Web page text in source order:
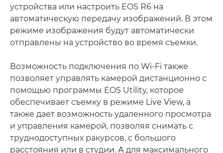
устройства или настроить EOS R6 на
автоматическую передачу изображений. В этом
режиме изображения будут автоматически
отправлены на устройство во время съемки.
Возможность подключения по Wi-Fi также
позволяет управлять камерой дистанционно с
помощью программы EOS Utility, которое
обеспечивает съемку в режиме Live View, а
также дает возможность удаленного просмотра
и управления камерой, позволяя снимать с
труднодоступных ракурсов, с большого
расстояния или в студии. А для максимального